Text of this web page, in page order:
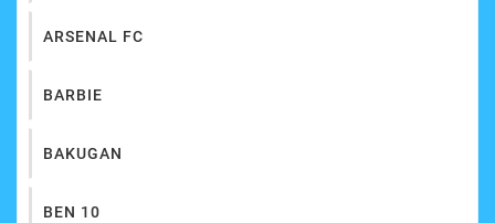
ARSENAL FC
BARBIE
BAKUGAN
BEN 10